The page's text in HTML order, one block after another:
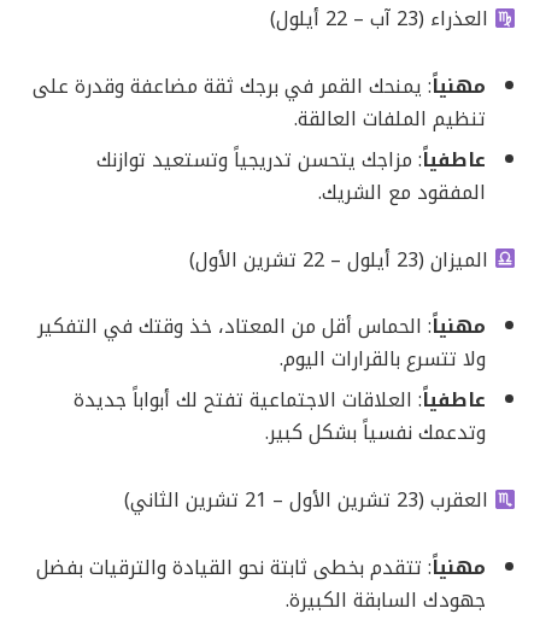
العذراء (23 آب – 22 أيلول)
مهنياً: يمنحك القمر في برجك ثقة مضاعفة وقدرة على
تنظيم الملفات العالقة.
عاطفياً: مزاجك يتحسن تدريجياً وتستعيد توازنك
المفقود مع الشريك.
الميزان (23 أيلول – 22 تشرين الأول)
مهنياً: الحماس أقل من المعتاد، خذ وقتك في التفكير
ولا تتسرع بالقرارات اليوم.
عاطفياً: العلاقات الاجتماعية تفتح لك أبواباً جديدة
وتدعمك نفسياً بشكل كبير.
العقرب (23 تشرين الأول – 21 تشرين الثاني)
مهنياً: تتقدم بخطى ثابتة نحو القيادة والترقيات بفضل
جهودك السابقة الكبيرة.